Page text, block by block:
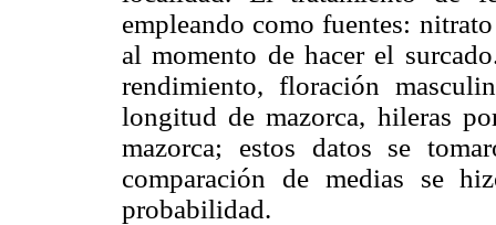
empleando como fuentes:
al momento de hacer el
rendimiento, floración
longitud de mazorca, hileras
mazorca; estos datos se
comparación de medias se
probabilidad.